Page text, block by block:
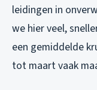
leidingen in
we hier veel,
een gemiddelde
tot maart vaak